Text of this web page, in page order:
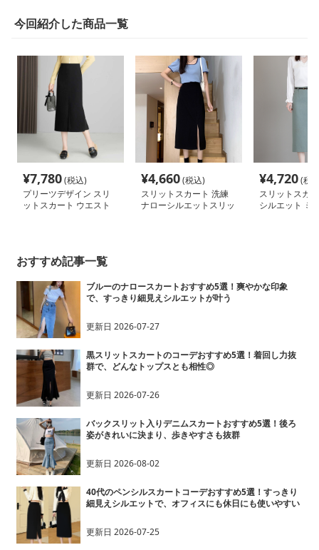
今回紹介した商品一覧
¥7,780(税込)
プリーツデザイン スリ
ットスカート ウエスト
¥4,660(税込)
スリットスカート 洗練
ナローシルエットスリッ
¥4,720(税
スリットスカ
シルエット ミ
おすすめ記事一覧
ブルーのナロースカートおすすめ5選！爽やかな印象
で、すっきり細見えシルエットが叶う
更新日 2026-07-27
黒スリットスカートのコーデおすすめ5選！着回し力抜
群で、どんなトップスとも相性◎
更新日 2026-07-26
バックスリット入りデニムスカートおすすめ5選！後ろ
姿がきれいに決まり、歩きやすさも抜群
更新日 2026-08-02
40代のペンシルスカートコーデおすすめ5選！すっきり
細見えシルエットで、オフィスにも休日にも使いやすい
更新日 2026-07-25